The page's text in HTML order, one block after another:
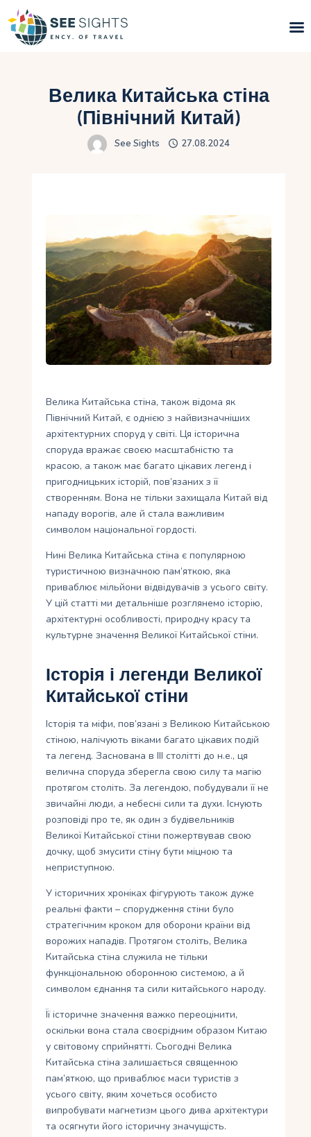
Гарячі тури
Типи Турів
Блог
Контакти
Укр
Велика Китайська стіна
(Північний Китай)
See Sights 27.08.2024
Велика Китайська стіна, також відома як
Північний Китай, є однією з найвизначніших
архітектурних споруд у світі. Ця історична
споруда вражає своєю масштабністю та
красою, а також має багато цікавих легенд і
пригодницьких історій, пов’язаних з її
створенням. Вона не тільки захищала Китай від
нападу ворогів, але й стала важливим
символом національної гордості.
Нині Велика Китайська стіна є популярною
туристичною визначною пам’яткою, яка
приваблює мільйони відвідувачів з усього світу.
У цій статті ми детальніше розглянемо історію,
архітектурні особливості, природну красу та
культурне значення Великої Китайської стіни.
Історія і легенди Великої
Китайської стіни
Історія та міфи, пов’язані з Великою Китайською
стіною, налічують віками багато цікавих подій
та легенд. Заснована в III столітті до н.е., ця
велична споруда зберегла свою силу та магію
протягом століть. За легендою, побудували її не
звичайні люди, а небесні сили та духи. Існують
розповіді про те, як один з будівельників
Великої Китайської стіни пожертвував свою
дочку, щоб змусити стіну бути міцною та
неприступною.
У історичних хроніках фігурують також дуже
реальні факти – спорудження стіни було
стратегічним кроком для оборони країни від
ворожих нападів. Протягом століть, Велика
Китайська стіна служила не тільки
функціональною оборонною системою, а й
символом єднання та сили китайського народу.
Її історичне значення важко переоцінити,
оскільки вона стала своєрідним образом Китаю
у світовому сприйнятті. Сьогодні Велика
Китайська стіна залишається священною
пам’яткою, що приваблює маси туристів з
усього світу, яким хочеться особисто
випробувати магнетизм цього дива архітектури
та осягнути його історичну значущість.